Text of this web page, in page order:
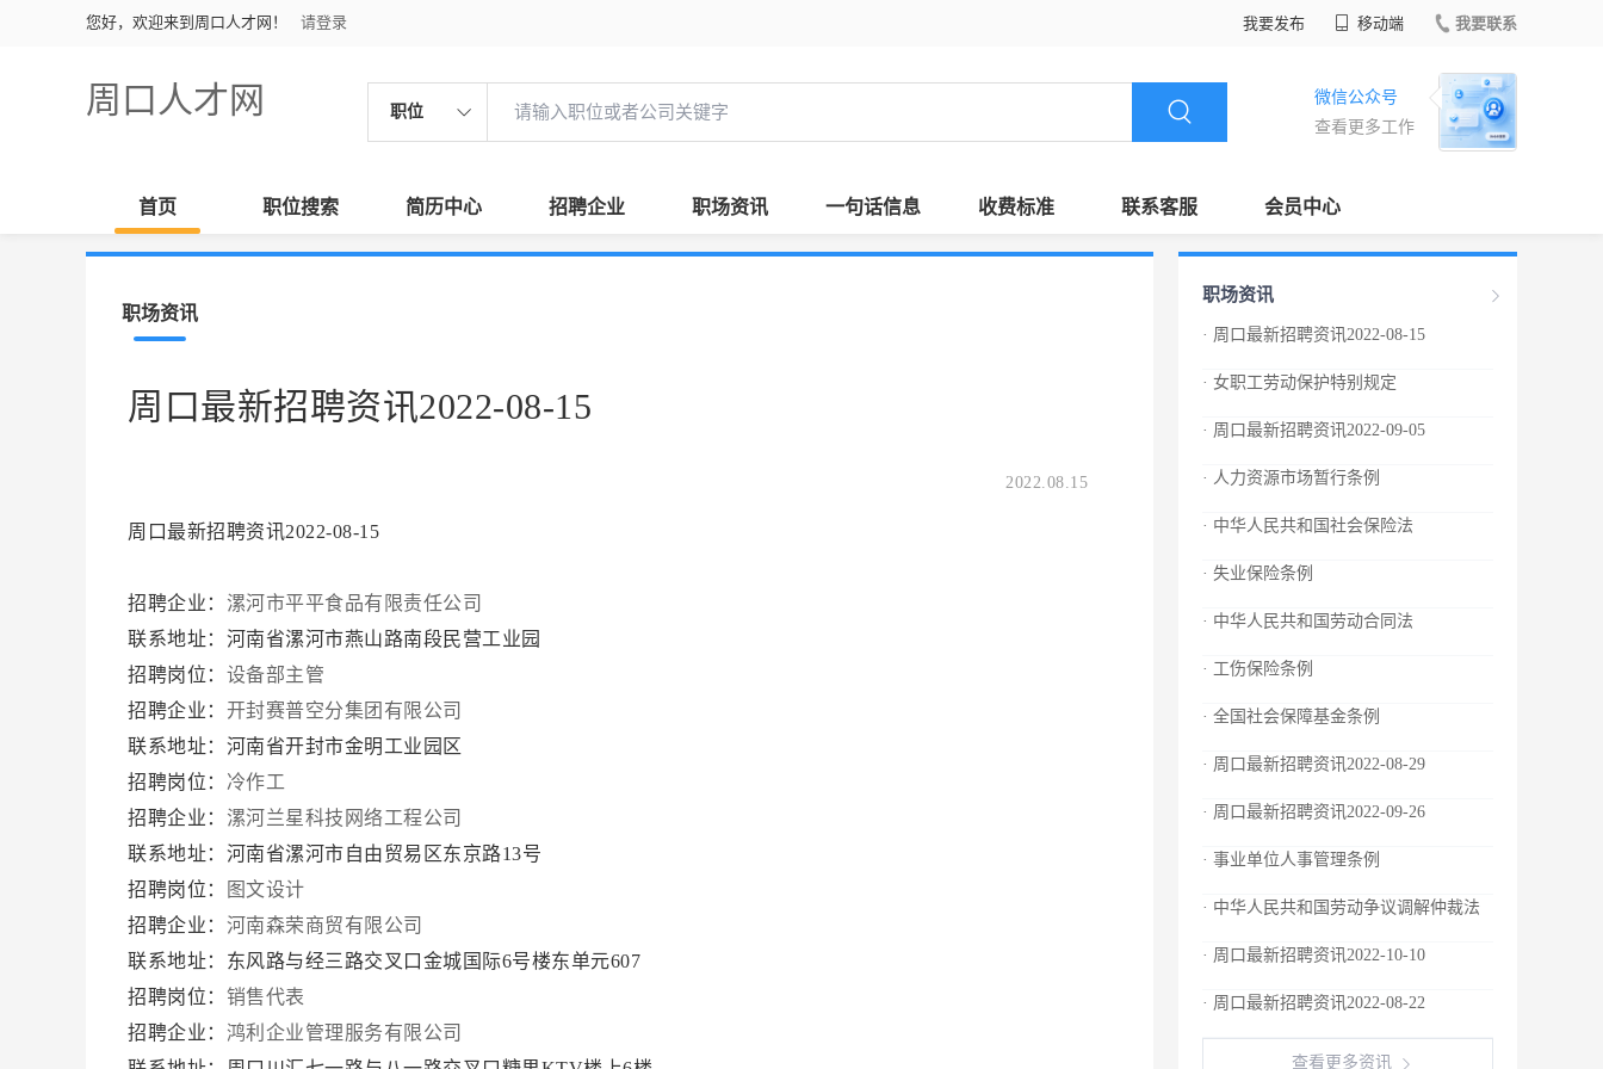
您好，欢迎来到周口人才网！ 请登录 我要发布 移动端 我要联系
周口人才网 职位
微信公众号
查看更多工作
首页 职位搜索 简历中心 招聘企业 职场资讯 一句话信息 收费标准 联系客服 会员中心
职场资讯
周口最新招聘资讯2022-08-15
2022.08.15
周口最新招聘资讯2022-08-15
招聘企业： 漯河市平平食品有限责任公司
联系地址：河南省漯河市燕山路南段民营工业园
招聘岗位： 设备部主管
招聘企业： 开封赛普空分集团有限公司
联系地址：河南省开封市金明工业园区
招聘岗位： 冷作工
招聘企业： 漯河兰星科技网络工程公司
联系地址：河南省漯河市自由贸易区东京路13号
招聘岗位：
图文设计
招聘企业： 河南森荣商贸有限公司
联系地址：东风路与经三路交叉口金城国际6号楼东单元607
招聘岗位： 销售代表
招聘企业： 鸿利企业管理服务有限公司
职场资讯
· 周口最新招聘资讯2022-08-15
· 女职工劳动保护特别规定
· 周口最新招聘资讯2022-09-05
· 人力资源市场暂行条例
· 中华人民共和国社会保险法
· 失业保险条例
· 中华人民共和国劳动合同法
· 工伤保险条例
· 全国社会保障基金条例
· 周口最新招聘资讯2022-08-29
· 周口最新招聘资讯2022-09-26
· 事业单位人事管理条例
· 中华人民共和国劳动争议调解仲裁法
· 周口最新招聘资讯2022-10-10
· 周口最新招聘资讯2022-08-22
查看更多资讯